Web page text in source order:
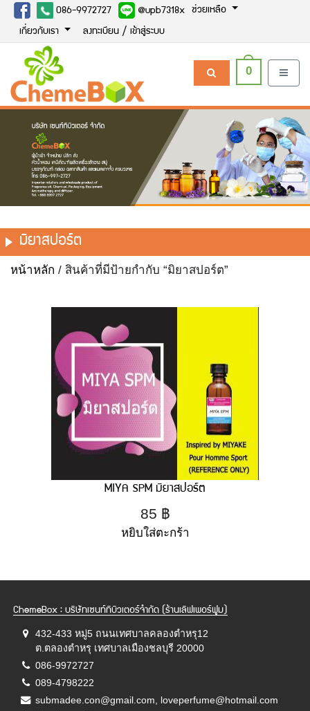
086-9972727 @upb7318x ช่วยเหลือ
เกี่ยวกับเรา ลงทะเบียน / เข้าสู่ระบบ
0
มิยาสปอร์ต
หน้าหลัก / สินค้าที่มีป้ายกำกับ “มิยาสปอร์ต”
MIYA SPM มิยาสปอร์ต
85 ฿
หยิบใส่ตะกร้า
ChemeBox : บริษัทเซนท์ทิบิวเตอร์จำกัด (ร้านเลิฟเพอร์ฟูม)
432-433 หมู่5 ถนนเทศบาลคลองตำหรุ12
ต.ตลองตำหรุ เทศบาลเมืองชลบุรี 20000
086-9972727
089-4798222
submadee.con@gmail.com, loveperfume@hotmail.com